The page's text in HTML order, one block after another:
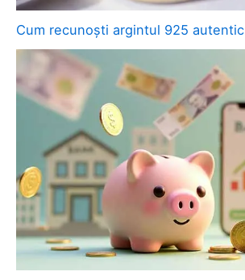
Cum recunoști argintul 925 autentic